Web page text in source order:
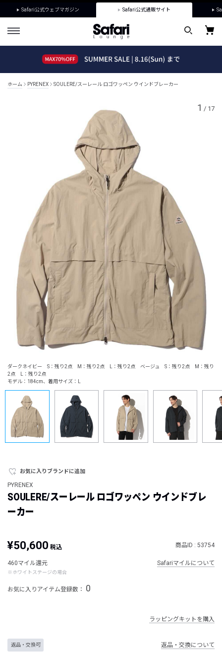
Safari公式ウェブマガジン Safari公式通販サイト
ホーム PYRENEX SOULERE/スーレール ロゴワッペン ウインドブレーカー
ダークネイビー S：残り2点 M：残り2点 L：残り2点 ベージュ S：残り2点 M：残り
2点 L：残り2点
モデル：184cm、着用サイズ：L
1 / 17
お気に入りブランドに追加
PYRENEX
SOULERE/スーレール ロゴワッペン ウインドブレ
ーカー
¥50,600 税込 商品ID : 53754
460マイル還元
※ホワイトステージの場合
Safariマイルについて
お気に入りアイテム登録数： 0
ラッピングキットを購入
返品・交換可 返品・交換について